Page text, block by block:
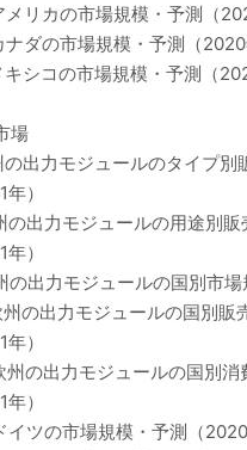
リカの市場規模・予測（
ダの市場規模・予測（2020
シコの市場規模・予測（
場
の出力モジュールのタイプ
）
の出力モジュールの用途別
）
の出力モジュールの国別市場
州の出力モジュールの国別販
）
州の出力モジュールの国別
）
イツの市場規模・予測（2020